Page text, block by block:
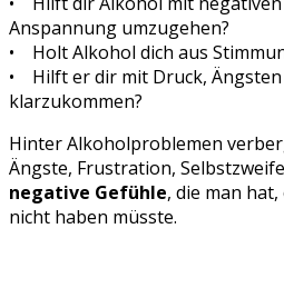
Anspannung umzugehen?
• Holt Alkohol dich aus
• Hilft er dir mit Druck,
klarzukommen?
Hinter Alkoholproblemen
Ängste, Frustration,
negative Gefühle, die man
nicht haben müsste.